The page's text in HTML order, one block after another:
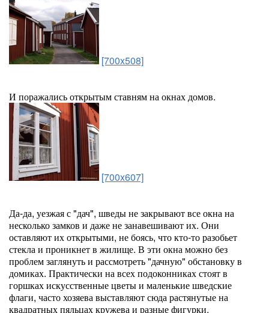
[700x508]
И поражались открытым ставням на окнах домов.
[700x607]
Да-да, уезжая с "дач", шведы не закрывают все окна на
несколько замков и даже не занавешивают их. Они
оставляют их открытыми, не боясь, что кто-то разобьет
стекла и проникнет в жилище. В эти окна можно без
проблем заглянуть и рассмотреть "дачную" обстановку в
домиках. Практически на всех подоконниках стоят в
горшках искусственные цветы и маленькие шведские
флаги, часто хозяева выставляют сюда растянутые на
квадратных пяльцах кружева и разные фигурки.